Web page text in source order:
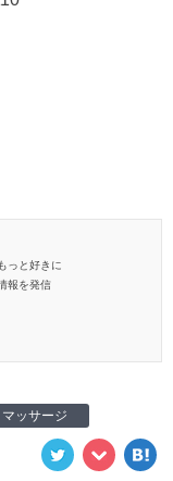
っと好きに
報を発信
マッサージ